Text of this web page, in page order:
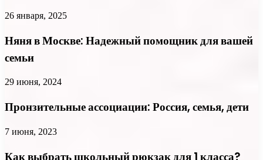
26 января, 2025
Няня в Москве: Надежный помощник для вашей
семьи
29 июня, 2024
Пронзительные ассоциации: Россия, семья, дети
7 июня, 2023
Как выбрать школьный рюкзак для 1 класса?